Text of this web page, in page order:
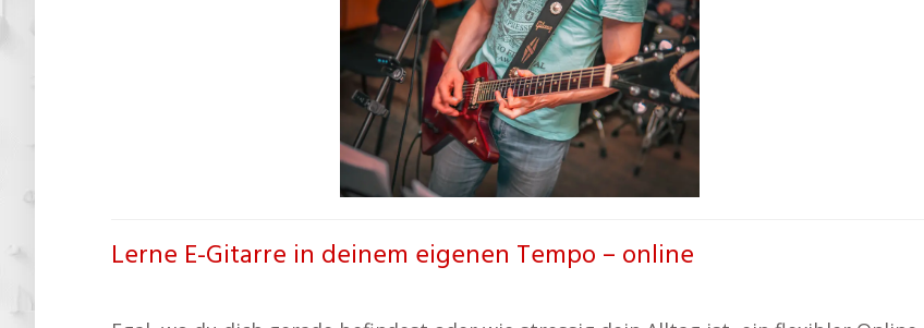
Lerne E-Gitarre in deinem eigenen Tempo – online